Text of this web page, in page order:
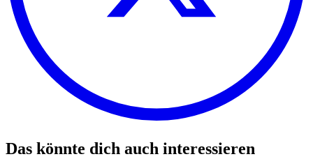
Das könnte dich auch interessieren